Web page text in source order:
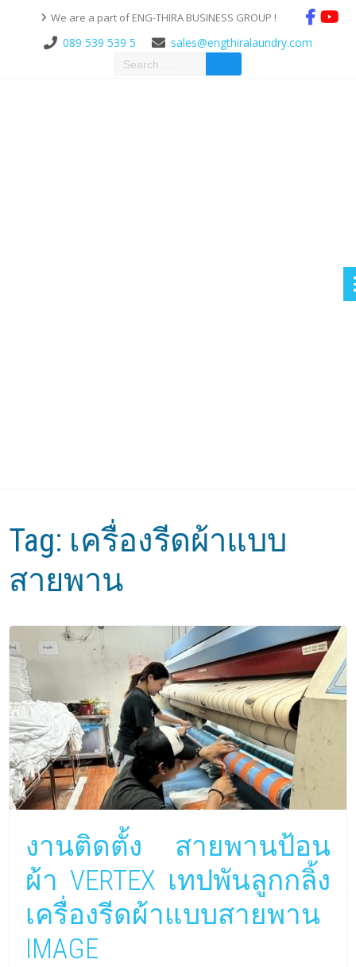
We are a part of ENG-THIRA BUSINESS GROUP !
089 539 539 5 sales@engthiralaundry.com
Tag: เครื่องรีดผ้าแบบ
สายพาน
งานติดตั้ง สายพานป้อน
ผ้า VERTEX เทปพันลูกกลิ้ง
เครื่องรีดผ้าแบบสายพาน
IMAGE